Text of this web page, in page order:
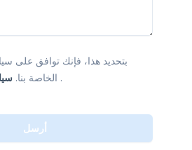
اشترك
بتحديد هذا، فإنك توافق على
الخاصة بنا. .
أرسل